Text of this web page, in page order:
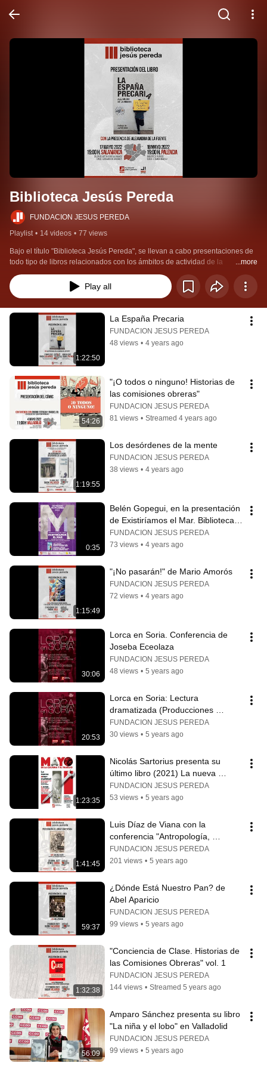
Biblioteca Jesús Pereda
FUNDACION JESUS PEREDA
Playlist • 14 videos • 77 views
Bajo el título "Biblioteca Jesús Pereda", se llevan a cabo presentaciones de
todo tipo de libros relacionados con los ámbitos de actividad de la
Fundación
...more
Play all
1:22:50
La España Precaria
FUNDACION JESUS PEREDA
48 views • 4 years ago
54:26
"¡O todos o ninguno! Historias de
las comisiones obreras"
FUNDACION JESUS PEREDA
81 views • Streamed 4 years ago
1:19:55
Los desórdenes de la mente
FUNDACION JESUS PEREDA
38 views • 4 years ago
0:35
Belén Gopegui, en la presentación
de Existiríamos el Mar. Biblioteca
Pública de Castilla y León
FUNDACION JESUS PEREDA
73 views • 4 years ago
1:15:49
"¡No pasarán!" de Mario Amorós
FUNDACION JESUS PEREDA
72 views • 4 years ago
30:06
Lorca en Soria. Conferencia de
Joseba Eceolaza
FUNDACION JESUS PEREDA
48 views • 5 years ago
20:53
Lorca en Soria: Lectura
dramatizada (Producciones
Pipirijaina de San Esteban de
Gormaz)
FUNDACION JESUS PEREDA
30 views • 5 years ago
1:23:35
Nicolás Sartorius presenta su
último libro (2021) La nueva
(a)normalidad en Valladolid
FUNDACION JESUS PEREDA
53 views • 5 years ago
1:41:45
Luis Díaz de Viana con la
conferencia "Antropología,
patrimonio e identidades"
FUNDACION JESUS PEREDA
201 views • 5 years ago
59:37
¿Dónde Está Nuestro Pan? de
Abel Aparicio
FUNDACION JESUS PEREDA
99 views • 5 years ago
1:32:38
"Conciencia de Clase. Historias de
las Comisiones Obreras" vol. 1
FUNDACION JESUS PEREDA
144 views • Streamed 5 years ago
56:09
Amparo Sánchez presenta su libro
"La niña y el lobo" en Valladolid
FUNDACION JESUS PEREDA
99 views • 5 years ago